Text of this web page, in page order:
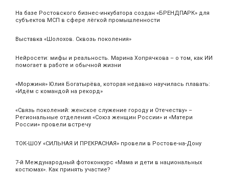
На базе Ростовского бизнес-инкубатора создан «БРЕНДПАРК» для
субъектов МСП в сфере лёгкой промышленности
Выставка «Шолохов. Сквозь поколения»
Нейросети: мифы и реальность. Марина Хопрячкова – о том, как ИИ
помогает в работе и обычной жизни
«Моржиня» Юлия Богатырёва, которая недавно научилась плавать:
«Идём с командой на рекорд»
«Связь поколений: женское служение городу и Отечеству» –
Региональные отделения «Союз женщин России» и «Матери
России» провели встречу
ТОК-ШОУ «СИЛЬНАЯ И ПРЕКРАСНАЯ» провели в Ростове-на-Дону
7-й Международный фотоконкурс «Мама и дети в национальных
костюмах». Как принять участие?